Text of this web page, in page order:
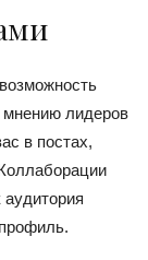
мнению лидеров
в постах,